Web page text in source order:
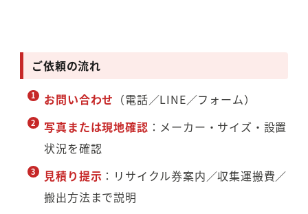
ご依頼の流れ
お問い合わせ （電話／LINE／フォーム）
写真または現地確認 ：メーカー・サイズ・設置
状況を確認
見積り提示 ：リサイクル券案内／収集運搬費／
搬出方法まで説明